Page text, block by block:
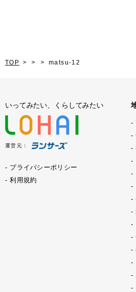
TOP matsu-12
いってみたい、くらしてみたい
運営元：
プライバシーポリシー
利用規約